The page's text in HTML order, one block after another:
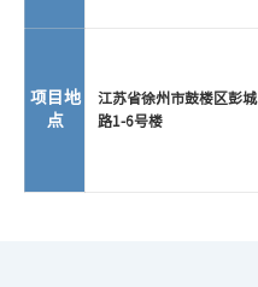
项目地
点
江苏省徐州市鼓楼区彭城
路1-6号楼